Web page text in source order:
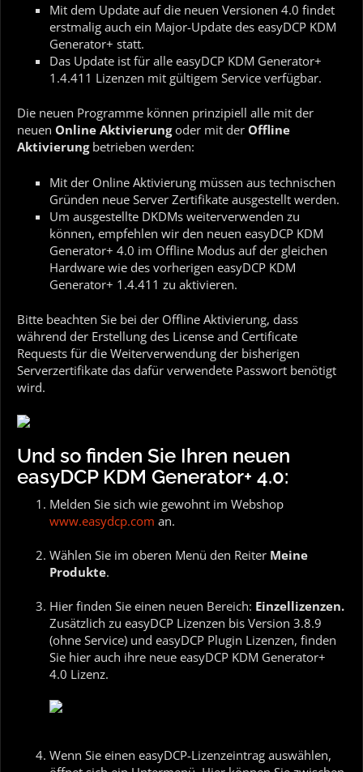
Mit dem Update auf die neuen Versionen 4.0 findet
erstmalig auch ein Major-Update des easyDCP KDM
Generator+ statt.
Das Update ist für alle easyDCP KDM Generator+
1.4.411 Lizenzen mit gültigem Service verfügbar.
Die neuen Programme können prinzipiell alle mit der
neuen Online Aktivierungoder mit der Offline
Aktivierungbetrieben werden:
Mit der Online Aktivierung müssen aus technischen
Gründen neue Server Zertifikate ausgestellt werden.
Um ausgestellte DKDMs weiterverwenden zu
können, empfehlen wir den neuen easyDCP KDM
Generator+ 4.0 im Offline Modus auf der gleichen
Hardware wie des vorherigen easyDCP KDM
Generator+ 1.4.411 zu aktivieren.
Bitte beachten Sie bei der Offline Aktivierung, dass
während der Erstellung des License and Certificate
Requests für die Weiterverwendung der bisherigen
Serverzertifikate das dafür verwendete Passwort benötigt
wird.
Und so finden Sie Ihren neuen
easyDCP KDM Generator+ 4.0:
Melden Sie sich wie gewohnt im Webshop
www.easydcp.com an.
Wählen Sie im oberen Menü den Reiter Meine
Produkte.
Hier finden Sie einen neuen Bereich: Einzellizenzen.
Zusätzlich zu easyDCP Lizenzen bis Version 3.8.9
(ohne Service) und easyDCP Plugin Lizenzen, finden
Sie hier auch ihre neue easyDCP KDM Generator+
4.0 Lizenz.
Wenn Sie einen easyDCP-Lizenzeintrag auswählen,